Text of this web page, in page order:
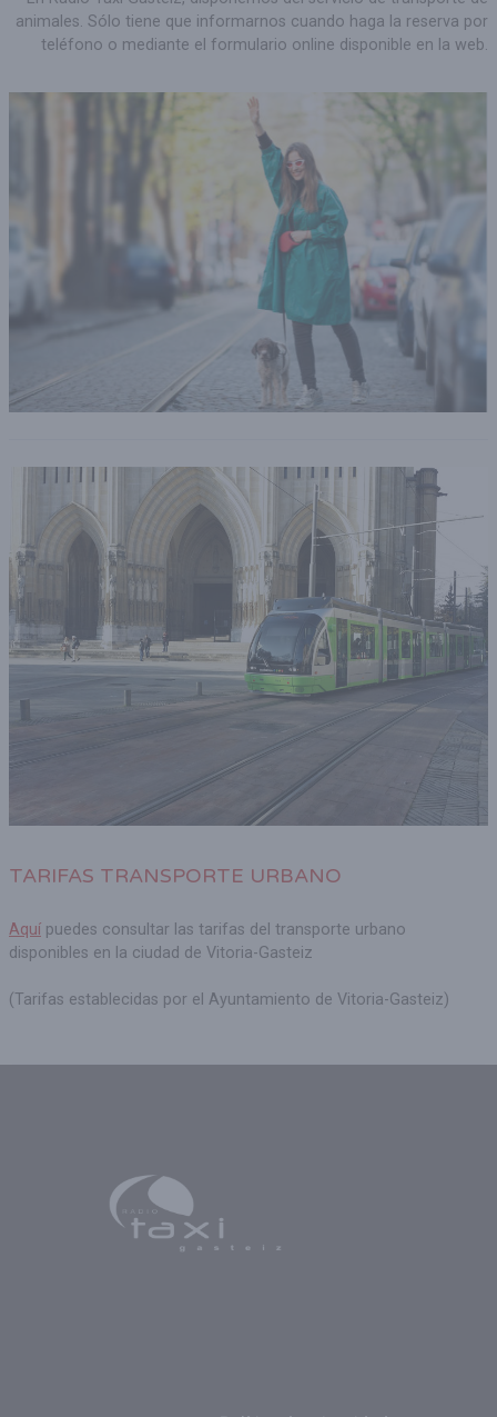
animales. Sólo tiene que informarnos cuando haga la reserva por
teléfono o mediante el formulario online disponible en la web.
TARIFAS TRANSPORTE URBANO
Aquí puedes consultar las tarifas del transporte urbano
disponibles en la ciudad de Vitoria-Gasteiz
(Tarifas establecidas por el Ayuntamiento de Vitoria-Gasteiz)